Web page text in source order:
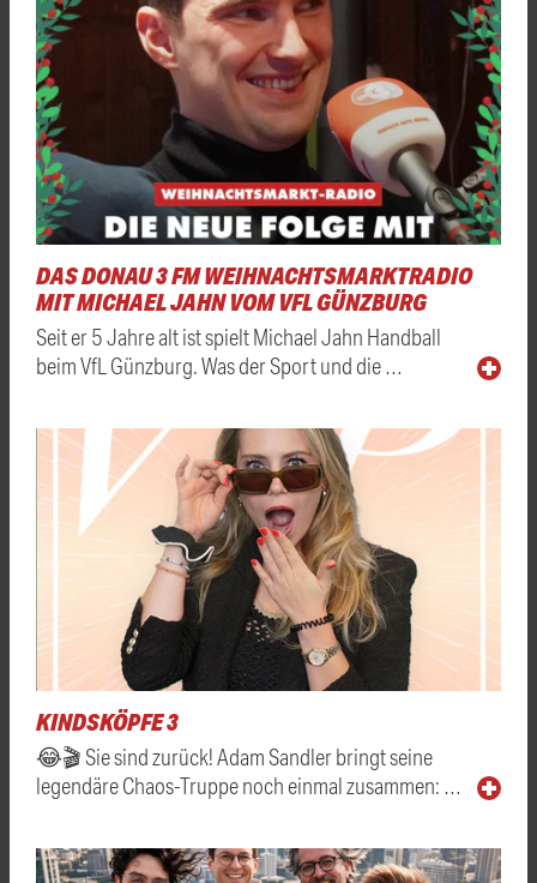
DAS DONAU 3 FM WEIHNACHTSMARKTRADIO
MIT MICHAEL JAHN VOM VFL GÜNZBURG
Seit er 5 Jahre alt ist spielt Michael Jahn Handball
beim VfL Günzburg. Was der Sport und die …
KINDSKÖPFE 3
😂🎬 Sie sind zurück! Adam Sandler bringt seine
legendäre Chaos-Truppe noch einmal zusammen: …